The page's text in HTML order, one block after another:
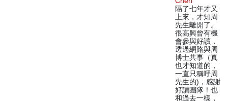
隔了七年才又
上來，才知周
先生離開了。
很高興曾有機
會參與好讀，
透過網路與周
博士共事（真
也才知道的，
一直只稱呼周
先生的)，感謝
好讀團隊！也
和過去一樣，